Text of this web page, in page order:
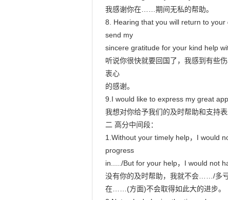
我感谢你在……期间无私的帮助。
8. Hearing that you will return to
send my
sincere gratitude for your kind help
听说你很快就要回国了，我感到有些
衷心
的感谢。
9.I would like to express my great
我想对你给予我们的及时帮助和支持表
二 高分中间段：
1.Without your timely help，I would
progress
in...../But for your help，I would not
没有你的及时帮助，我就不会……/多
在……(方面)不会取得如此大的进步。